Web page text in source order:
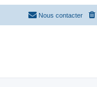
Nous contacter